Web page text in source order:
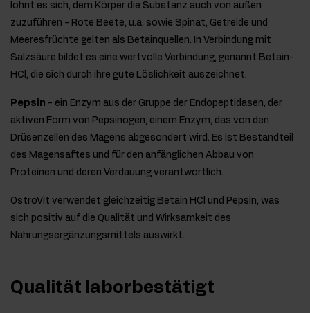
lohnt es sich, dem Körper die Substanz auch von außen
zuzuführen - Rote Beete, u.a. sowie Spinat, Getreide und
Meeresfrüchte gelten als Betainquellen. In Verbindung mit
Salzsäure bildet es eine wertvolle Verbindung, genannt Betain-
HCl, die sich durch ihre gute Löslichkeit auszeichnet.
Pepsin - ein Enzym aus der Gruppe der Endopeptidasen, der
aktiven Form von Pepsinogen, einem Enzym, das von den
Drüsenzellen des Magens abgesondert wird. Es ist Bestandteil
des Magensaftes und für den anfänglichen Abbau von
Proteinen und deren Verdauung verantwortlich.
OstroVit verwendet gleichzeitig Betain HCl und Pepsin, was
sich positiv auf die Qualität und Wirksamkeit des
Nahrungsergänzungsmittels auswirkt.
Qualität laborbestätigt